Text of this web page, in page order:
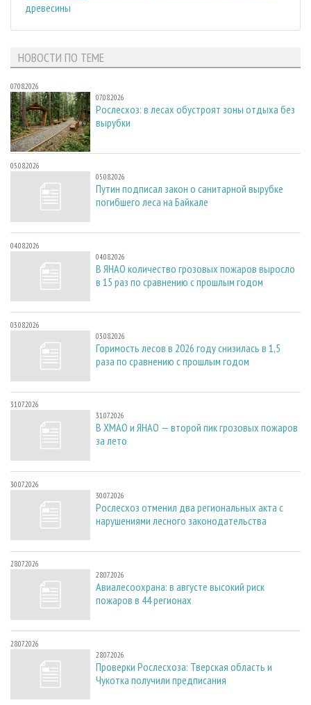
древесины
НОВОСТИ ПО ТЕМЕ
07.08.2026
07.08.2026
Рослесхоз: в лесах обустроят зоны отдыха без
вырубки
05.08.2026
05.08.2026
Путин подписал закон о санитарной вырубке
погибшего леса на Байкале
04.08.2026
04.08.2026
В ЯНАО количество грозовых пожаров выросло
в 15 раз по сравнению с прошлым годом
03.08.2026
03.08.2026
Горимость лесов в 2026 году снизилась в 1,5
раза по сравнению с прошлым годом
31.07.2026
31.07.2026
В ХМАО и ЯНАО — второй пик грозовых пожаров
за лето
30.07.2026
30.07.2026
Рослесхоз отменил два региональных акта с
нарушениями лесного законодательства
28.07.2026
28.07.2026
Авиалесоохрана: в августе высокий риск
пожаров в 44 регионах
28.07.2026
28.07.2026
Проверки Рослесхоза: Тверская область и
Чукотка получили предписания